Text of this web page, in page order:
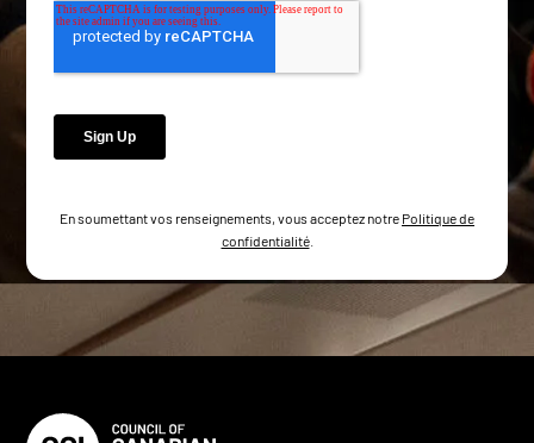
En soumettant vos renseignements, vous acceptez notre Politique de
confidentialité.